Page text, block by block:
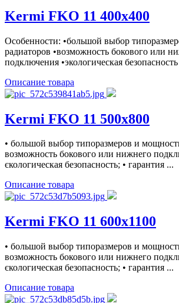
Kermi FKO 11 400x400
Особенности: •большой выбор
радиаторов •возможность бокового или
подключения •экологическая
Описание товара
Kermi FKO 11 500x800
• большой выбор типоразмеров и
возможность бокового или нижнего
єкологическая безопасность; • гарантия ...
Описание товара
Kermi FKO 11 600x1100
• большой выбор типоразмеров и
возможность бокового или нижнего
єкологическая безопасность; • гарантия ...
Описание товара